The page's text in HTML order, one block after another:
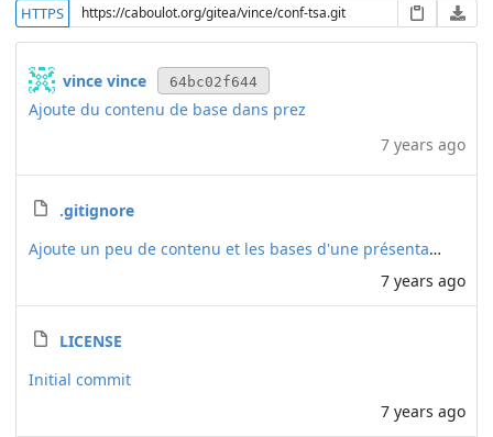
HTTPS
vince vince 64bc02f644
Ajoute du contenu de base dans prez
7 years ago
.gitignore
Ajoute un peu de contenu et les bases d'une présentation
7 years ago
LICENSE
Initial commit
7 years ago